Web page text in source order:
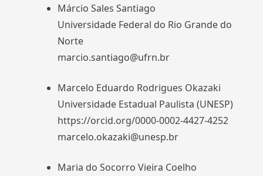
Márcio Sales Santiago
Universidade Federal do Rio Grande do
Norte
marcio.santiago@ufrn.br
Marcelo Eduardo Rodrigues Okazaki
Universidade Estadual Paulista (UNESP)
https://orcid.org/0000-0002-4427-4252
marcelo.okazaki@unesp.br
Maria do Socorro Vieira Coelho